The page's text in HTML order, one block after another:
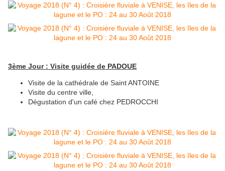
3ème Jour : Visite guidée de PADOUE
Visite de la cathédrale de Saint ANTOINE
Visite du centre ville,
Dégustation d'un café chez PEDROCCHI